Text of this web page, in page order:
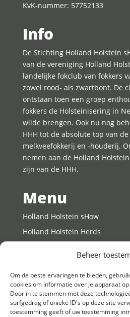
Beheer
Om de beste ervaringen te bieden,
cookies om informatie over je apparaat
Door in te stemmen met deze
surfgedrag of unieke ID's op deze site
toestemming geeft of uw toestemming
KvK-nummer: 57752133
Info
De Stichting Holland Holstein
van de vereniging Holland
landelijke fokclub van fokkers
zowel rood- als zwartbont. De
ontstaan toen een groep
fokkers de Holsteinisering in
wilde brengen. Ook nu nog
HHH tot de absolute top van
melkveefokkerij en -houderij.
nemen aan de Holland
zijn van de HHH.
Menu
Holland Holstein sHow
Holland Holstein Herds
Sponsoren
Lid worden
Agenda